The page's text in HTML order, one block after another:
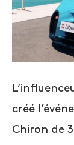
créé
Chiron de